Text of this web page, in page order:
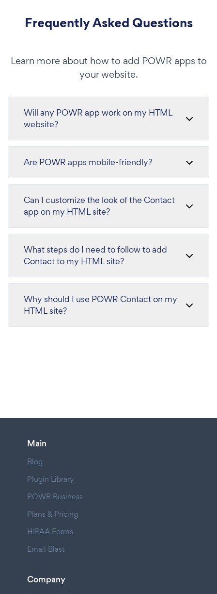
Frequently Asked Questions
Learn more about how to add POWR apps to
your website.
Will any POWR app work on my HTML
website?
Are POWR apps mobile-friendly?
Can I customize the look of the Contact
app on my HTML site?
What steps do I need to follow to add
Contact to my HTML site?
Why should I use POWR Contact on my
HTML site?
Main
Blog
Plugin Library
POWR Business
Plans & Pricing
HIPAA Forms
Email Blast
Company